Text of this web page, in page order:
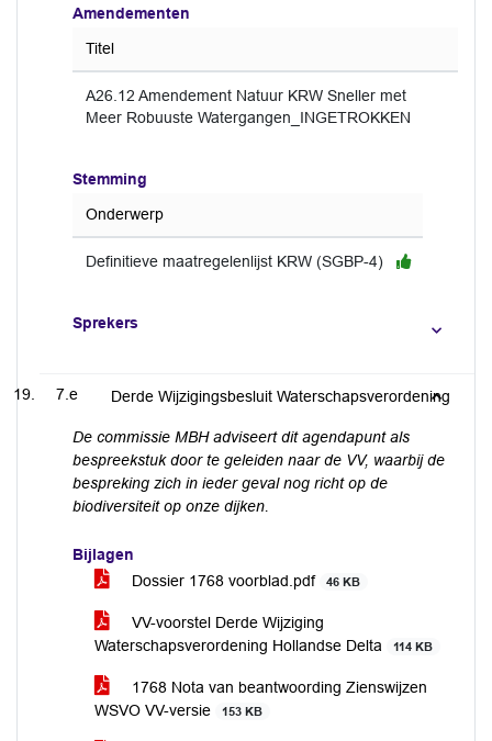
Amendementen
Titel
A26.12 Amendement Natuur KRW Sneller met
Meer Robuuste Watergangen_INGETROKKEN
Stemming
Onderwerp
Definitieve maatregelenlijst KRW (SGBP-4)
Sprekers
7.e Derde Wijzigingsbesluit Waterschapsverordening
De commissie MBH adviseert dit agendapunt als
bespreekstuk door te geleiden naar de VV, waarbij de
bespreking zich in ieder geval nog richt op de
biodiversiteit op onze dijken.
Bijlagen
Dossier 1768 voorblad.pdf
46 KB
VV-voorstel Derde Wijziging
Waterschapsverordening Hollandse Delta
114 KB
1768 Nota van beantwoording Zienswijzen
WSVO VV-versie
153 KB